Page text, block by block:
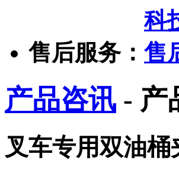
售后服务：
产品咨讯 - 产
叉车专用双油